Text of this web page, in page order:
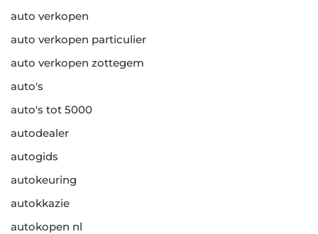
auto verkopen
auto verkopen particulier
auto verkopen zottegem
auto's
auto's tot 5000
autodealer
autogids
autokeuring
autokkazie
autokopen nl